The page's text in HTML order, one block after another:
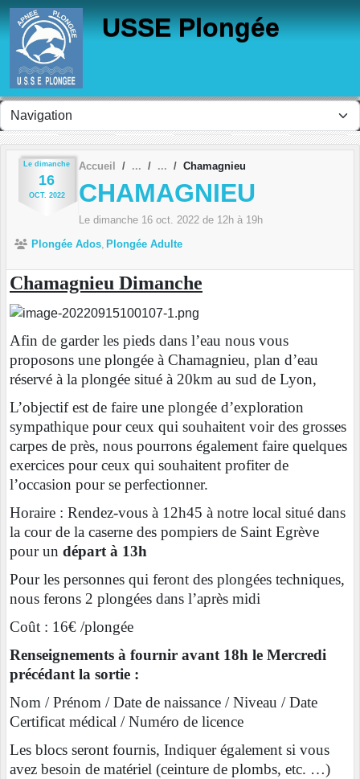
USSE Plongée
Le dimanche
16
OCT. 2022
Accueil Chamagnieu
CHAMAGNIEU
Le dimanche 16 oct. 2022 de 12h à 19h
Plongée Ados Plongée Adulte
Chamagnieu Dimanche
Afin de garder les pieds dans l’eau nous vous
proposons une plongée à Chamagnieu, plan d’eau
réservé à la plongée situé à 20km au sud de Lyon,
L’objectif est de faire une plongée d’exploration
sympathique pour ceux qui souhaitent voir des grosses
carpes de près, nous pourrons également faire quelques
exercices pour ceux qui souhaitent profiter de
l’occasion pour se perfectionner.
Horaire : Rendez-vous à 12h45 à notre local situé dans
la cour de la caserne des pompiers de Saint Egrève
pour un départ à 13h
Pour les personnes qui feront des plongées techniques,
nous ferons 2 plongées dans l’après midi
Coût : 16€ /plongée
Renseignements à fournir avant 18h le Mercredi
précédant la sortie :
Nom / Prénom / Date de naissance / Niveau / Date
Certificat médical / Numéro de licence
Les blocs seront fournis, Indiquer également si vous
avez besoin de matériel (ceinture de plombs, etc. …)
Panneau de gestion des cookies